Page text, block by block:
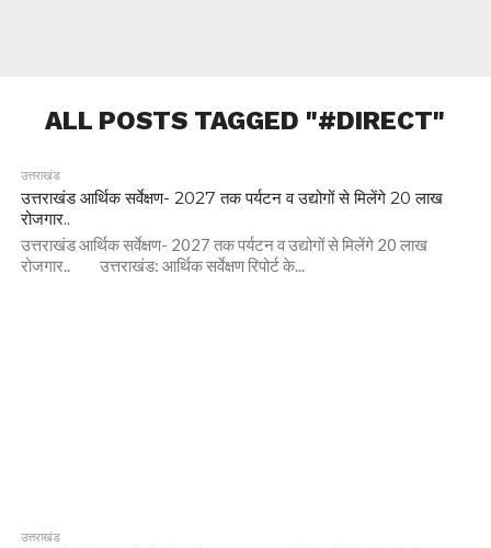
ALL POSTS TAGGED "#DIRECT"
उत्तराखंड
उत्तराखंड आर्थिक सर्वेक्षण- 2027 तक पर्यटन व उद्योगों से मिलेंगे 20 लाख
रोजगार..
उत्तराखंड आर्थिक सर्वेक्षण- 2027 तक पर्यटन व उद्योगों से मिलेंगे 20 लाख
रोजगार.. उत्तराखंड: आर्थिक सर्वेक्षण रिपोर्ट के...
उत्तराखंड